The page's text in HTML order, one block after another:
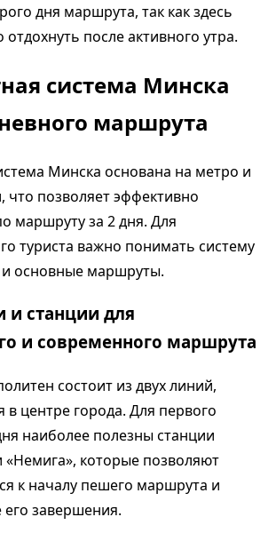
дня маршрута, так как здесь
после активного утра.
система Минска
маршрута
Минска основана на метро и
что позволяет эффективно
маршруту за 2 дня. Для
туриста важно понимать систему
основные маршруты.
и станции для
и современного маршрута
состоит из двух линий,
центре города. Для первого
наиболее полезны станции
«Немига», которые позволяют
к началу пешего маршрута и
его завершения.